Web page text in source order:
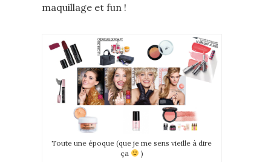
maquillage et fun !
Toute une époque (que je me sens vieille à dire
ça
)